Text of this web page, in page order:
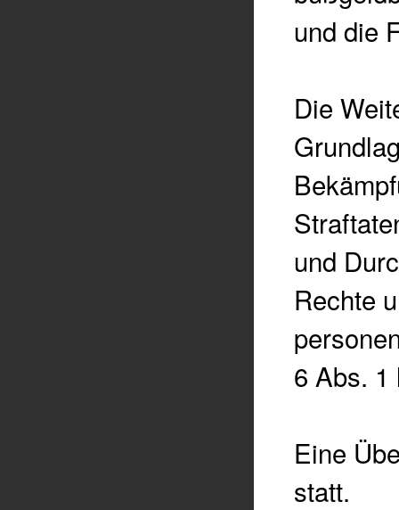
und die
Die
und
Rechte
6 Abs. 1
Eine
statt.